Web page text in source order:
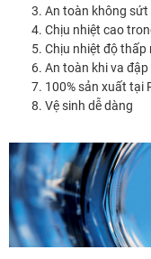
An toàn không sứt
Chịu nhiệt cao
Chịu nhiệt độ
An toàn khi va
100% sản xuất tại
Vệ sinh dễ dàng